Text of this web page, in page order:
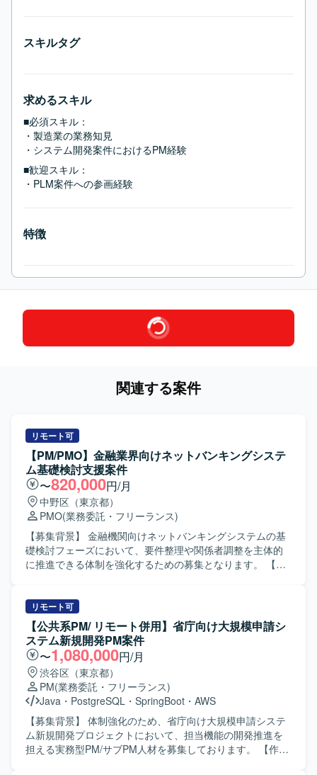
スキルタグ
求めるスキル
■必須スキル：
・製造業の業務知見
・システム開発案件におけるPM経験
■歓迎スキル：
・PLM案件への参画経験
特徴
関連する案件
リモート可
【PM/PMO】金融業界向けネットバンキングシステ
ム基礎検討支援案件
〜820,000円/月
中野区（東京都）
PMO(業務委託・フリーランス)
【募集背景】 金融機関向けネットバンキングシステムの基
礎検討フェーズにおいて、要件整理や関係者調整を主体的
に推進できる体制を強化するための募集となります。 【作
関係者とのコミュニケーションを通じて、業務要件の整理
や課題の抽出・整理を行っていただきます。また、業務遂
行責任者として、要件定義に向けた論点整理や検討推進、
関係部署との合意形成支援など、上流工程全般をリードし
ていただきます。 【求める人物像】 関係者と円滑にコミュ
ニケーションを取りながら、主体的に検討をリードしてい
ただける方を求めております。金融業界の業務知見を活か
しつつ、論点整理や資料作成を通じて、構造的に物事を捉
えられる方が望ましいです。また、自立して業務を推進し
つつ、チームメンバーやステークホルダーと協調してプロ
ジェクトを前進させられる方を歓迎いたします。 【ポジシ
リモート可
【公共系PM/ リモート併用】省庁向け大規模申請シ
ステム新規開発PM案件
〜1,080,000円/月
渋谷区（東京都）
PM(業務委託・フリーランス)
Java ・ PostgreSQL ・ SpringBoot ・ AWS
【募集背景】 体制強化のため、省庁向け大規模申請システ
ム新規開発プロジェクトにおいて、担当機能の開発推進を
担える実務型PM/サブPM人材を募集しております。 【作業